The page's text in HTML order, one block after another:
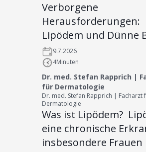
Verborgene
Herausforderungen:
Lipödem und Dünne
9.7.2026
4Minuten
Dr. med. Stefan Rapprich |
für Dermatologie
Dr. med. Stefan Rapprich | Facharzt
Dermatologie
Was ist Lipödem?
eine chronische
insbesondere